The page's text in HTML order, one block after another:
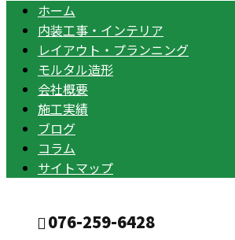
ホーム
内装工事・インテリア
レイアウト・プランニング
モルタル造形
会社概要
施工実績
ブログ
コラム
サイトマップ
076-259-6428